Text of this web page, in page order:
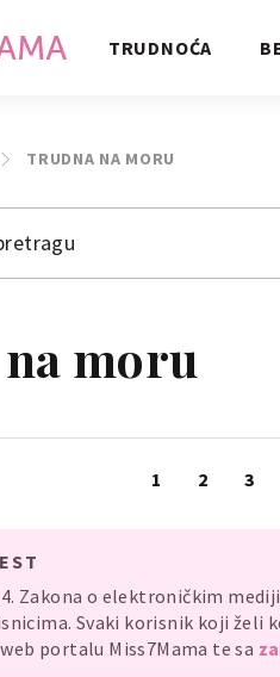
TRUDNOĆA
TRUDNA NA MORU
moru
1 2 3
Zakona o elektroničkim
Svaki korisnik koji želi
portalu Miss7Mama te sa